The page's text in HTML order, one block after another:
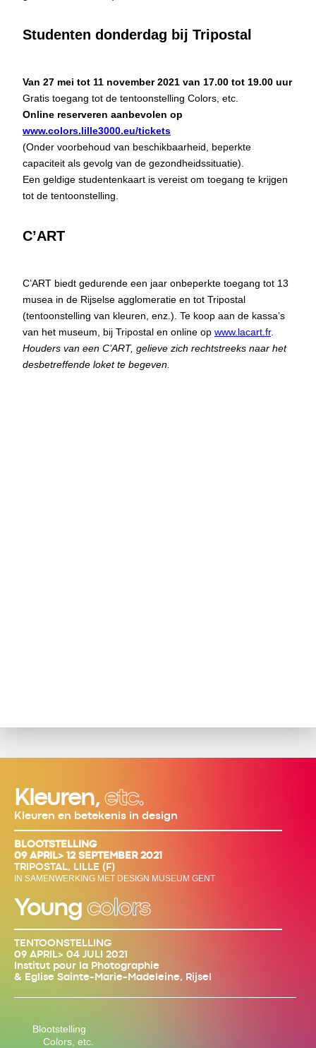
Studenten donderdag bij Tripostal
Van 27 mei tot 11 november 2021 van 17.00 tot 19.00 uur
Gratis toegang tot de tentoonstelling Colors, etc.
Online reserveren aanbevolen op
www.colors.lille3000.eu/tickets
(Onder voorbehoud van beschikbaarheid, beperkte
capaciteit als gevolg van de gezondheidssituatie).
Een geldige studentenkaart is vereist om toegang te krijgen
tot de tentoonstelling.
C’ART
C’ART biedt gedurende een jaar onbeperkte toegang tot 13
musea in de Rijselse agglomeratie en tot Tripostal
(tentoonstelling van kleuren, enz.). Te koop aan de kassa’s
van het museum, bij Tripostal en online op www.lacart.fr.
Houders van een C’ART, gelieve zich rechtstreeks naar het
desbetreffende loket te begeven.
Kleuren,etc.
Kleuren en betekenis in design
BLOOTSTELLING
09 APRIL> 12 SEPTEMBER 2021
TRIPOSTAL, LILLE (F)
IN SAMENWERKING MET DESIGN MUSEUM GENT
Young colors
TENTOONSTELLING
09 APRIL> 04 JULI 2021
Institut pour la Photographie
& Eglise Sainte-Marie-Madeleine, Rijsel
Blootstelling
Colors, etc.